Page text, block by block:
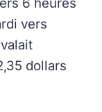
vers
dollars